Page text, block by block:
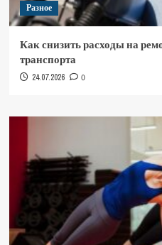
Разное
Как снизить расходы на
транспорта
24.07.2026 0